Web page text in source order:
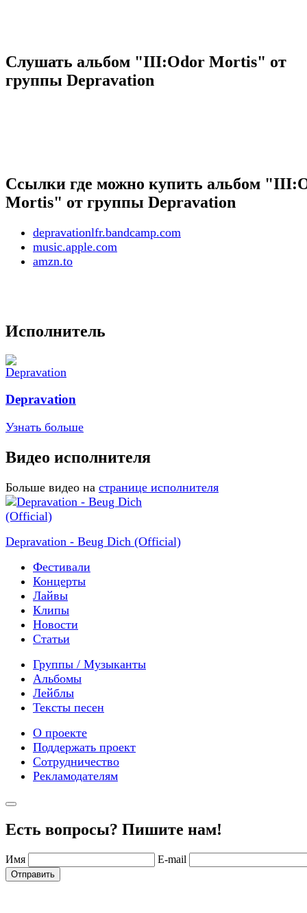
Слушать альбом "III:Odor Mortis" от
группы Depravation
Ссылки где можно купить альбом
Mortis" от группы Depravation
depravationlfr.bandcamp.com
music.apple.com
amzn.to
Исполнитель
Depravation
Узнать больше
Видео исполнителя
Больше видео на странице исполнителя
Depravation - Beug Dich (Official)
Фестивали
Концерты
Лайвы
Клипы
Новости
Статьи
Группы / Музыканты
Альбомы
Лейблы
Тексты песен
О проекте
Поддержать проект
Сотрудничество
Рекламодателям
Есть вопросы? Пишите нам!
Имя E-mail